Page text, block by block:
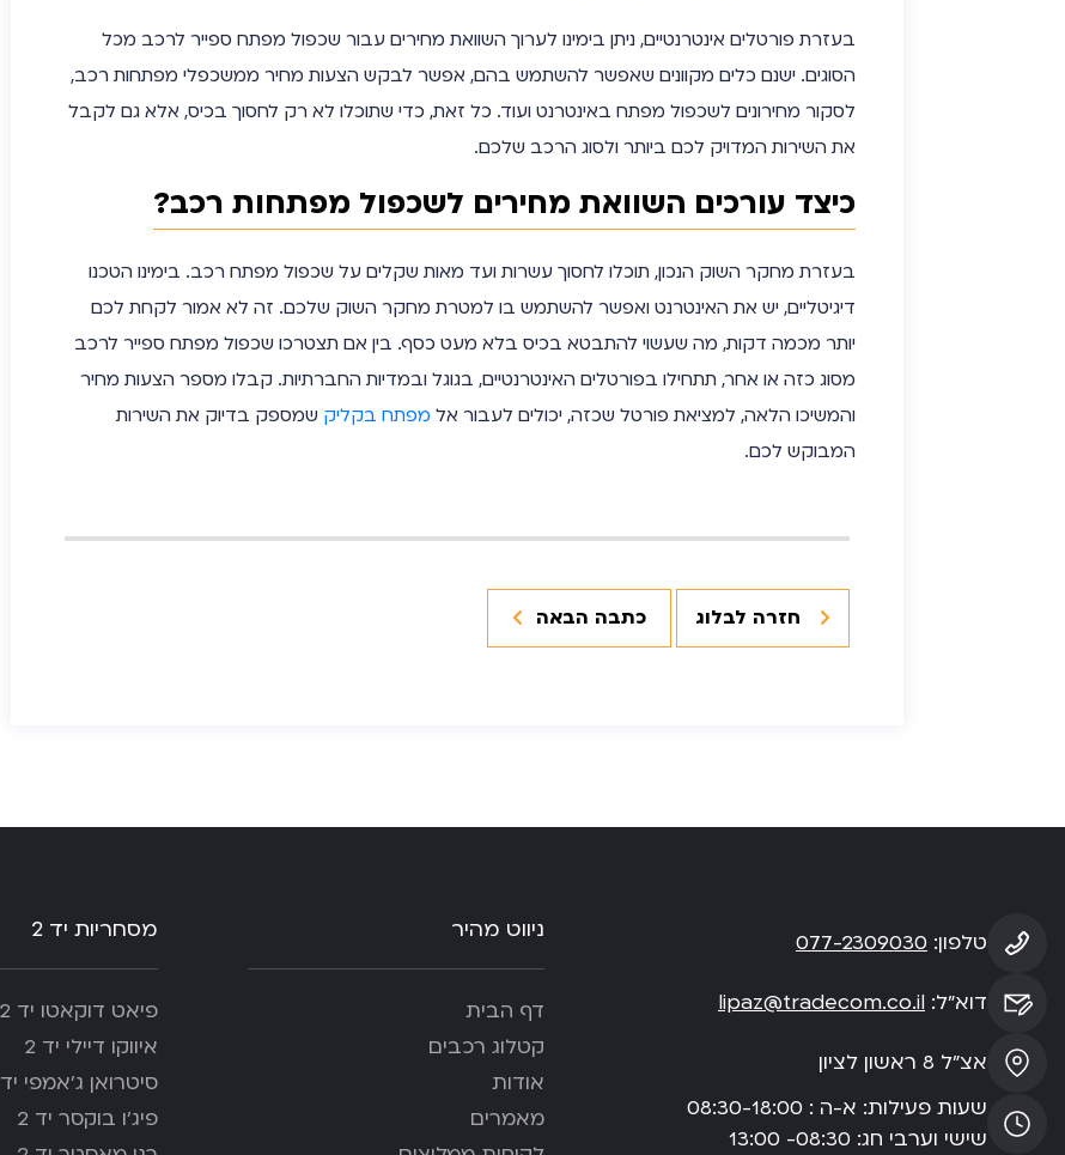
בעזרת פורטלים אינטרנטיים, ניתן בימינו לערוך השוואת מחירים עבור שכפול מפתח ספייר לרכב מכל
הסוגים. ישנם כלים מקוונים שאפשר להשתמש בהם, אפשר לבקש הצעות מחיר ממשכפלי מפתחות רכב,
לסקור מחירונים לשכפול מפתח באינטרנט ועוד. כל זאת, כדי שתוכלו לא רק לחסוך בכיס, אלא גם לקבל
את השירות המדויק לכם ביותר ולסוג הרכב שלכם.
כיצד עורכים השוואת מחירים לשכפול מפתחות רכב?
בעזרת מחקר השוק הנכון, תוכלו לחסוך עשרות ועד מאות שקלים על שכפול מפתח רכב. בימינו הטכנו
דיגיטליים, יש את האינטרנט ואפשר להשתמש בו למטרת מחקר השוק שלכם. זה לא אמור לקחת לכם
יותר מכמה דקות, מה שעשוי להתבטא בכיס בלא מעט כסף. בין אם תצטרכו שכפול מפתח ספייר לרכב
מסוג כזה או אחר, תתחילו בפורטלים האינטרנטיים, בגוגל ובמדיות החברתיות. קבלו מספר הצעות מחיר
והמשיכו הלאה, למציאת פורטל שכזה, יכולים לעבור אל מפתח בקליק שמספק בדיוק את השירות
המבוקש לכם.
חזרה לבלוג כתבה הבאה
טלפון: 077-2309030
דוא”ל: lipaz@tradecom.co.il
אצ”ל 8 ראשון לציון
שעות פעילות: א-ה : 08:30-18:00
שישי וערבי חג: 08:30- 13:00
ניווט מהיר
דף הבית
קטלוג רכבים
אודות
מאמרים
מסחריות יד 2
פיאט דוקאטו יד 2
איווקו דיילי יד 2
סיטרואן ג’אמפי יד 2
פיג'ו בוקסר יד 2